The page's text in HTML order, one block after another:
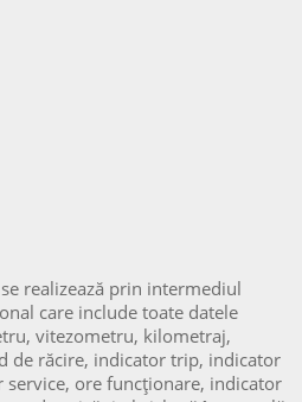
realizează prin intermediul
care include toate datele
vitezometru, kilometraj,
de răcire, indicator trip, indicator
service, ore funcționare, indicator